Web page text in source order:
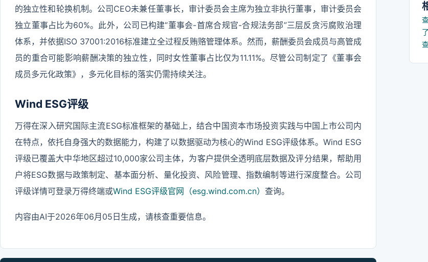
的独立性和轮换机制。公司CEO未兼任董事长，审计委员会主席为独立非执行董事，审计委员会
独立董事占比为60%。此外，公司已构建“董事会-首席合规官-合规法务部”三层反贪污腐败治理
体系，并依据ISO 37001:2016标准建立全过程反贿赂管理体系。然而，薪酬委员会成员与高管成
员的重合可能影响薪酬决策的独立性，同时女性董事占比仅为11.11%。尽管公司制定了《董事会
成员多元化政策》，多元化目标的落实仍需持续关注。
Wind ESG评级
万得在深入研究国际主流ESG标准框架的基础上，结合中国资本市场投资实践与中国上市公司内
在特点，依托自身强大的数据能力，构建了以数据驱动为核心的Wind ESG评级体系。Wind ESG
评级已覆盖大中华地区超过10,000家公司主体，为客户提供全透明底层数据及评分结果，帮助用
户将ESG数据与政策制定、基本面分析、量化投资、风险管理、指数编制等进行深度整合。公司
评级详情可登录万得终端或Wind ESG评级官网（esg.wind.com.cn） 查询。
内容由AI于2026年06月05日生成，请核查重要信息。